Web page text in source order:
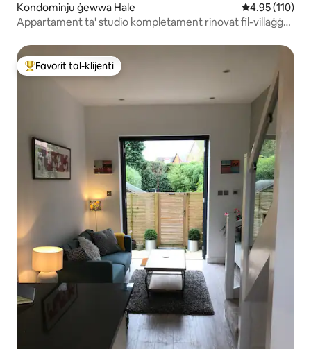
Kondominju ġewwa Hale Rating medju
4.95 (110)
Appartament ta' studio kompletament rinovat fil-villaġġ
Wieħed mill-aqwa favoriti tal-klijenti
Favorit tal-klijenti